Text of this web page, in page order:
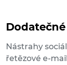
Nástrahy
řetězové e-